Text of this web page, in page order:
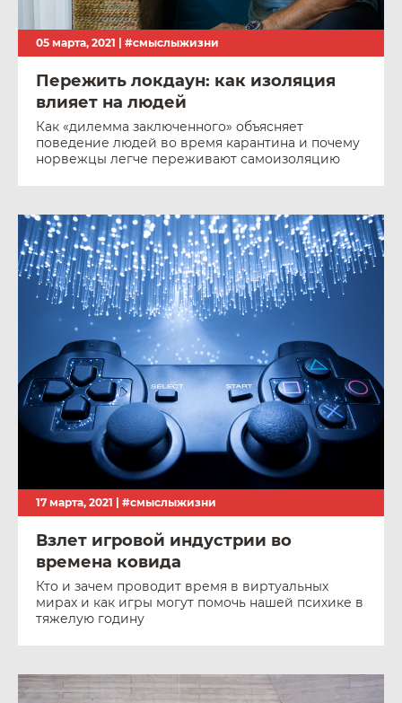
05 марта, 2021 | #смыслыжизни
Пережить локдаун: как изоляция
влияет на людей
Как «дилемма заключенного» объясняет
поведение людей во время карантина и почему
норвежцы легче переживают самоизоляцию
17 марта, 2021 | #смыслыжизни
Взлет игровой индустрии во
времена ковида
Кто и зачем проводит время в виртуальных
мирах и как игры могут помочь нашей психике в
тяжелую годину